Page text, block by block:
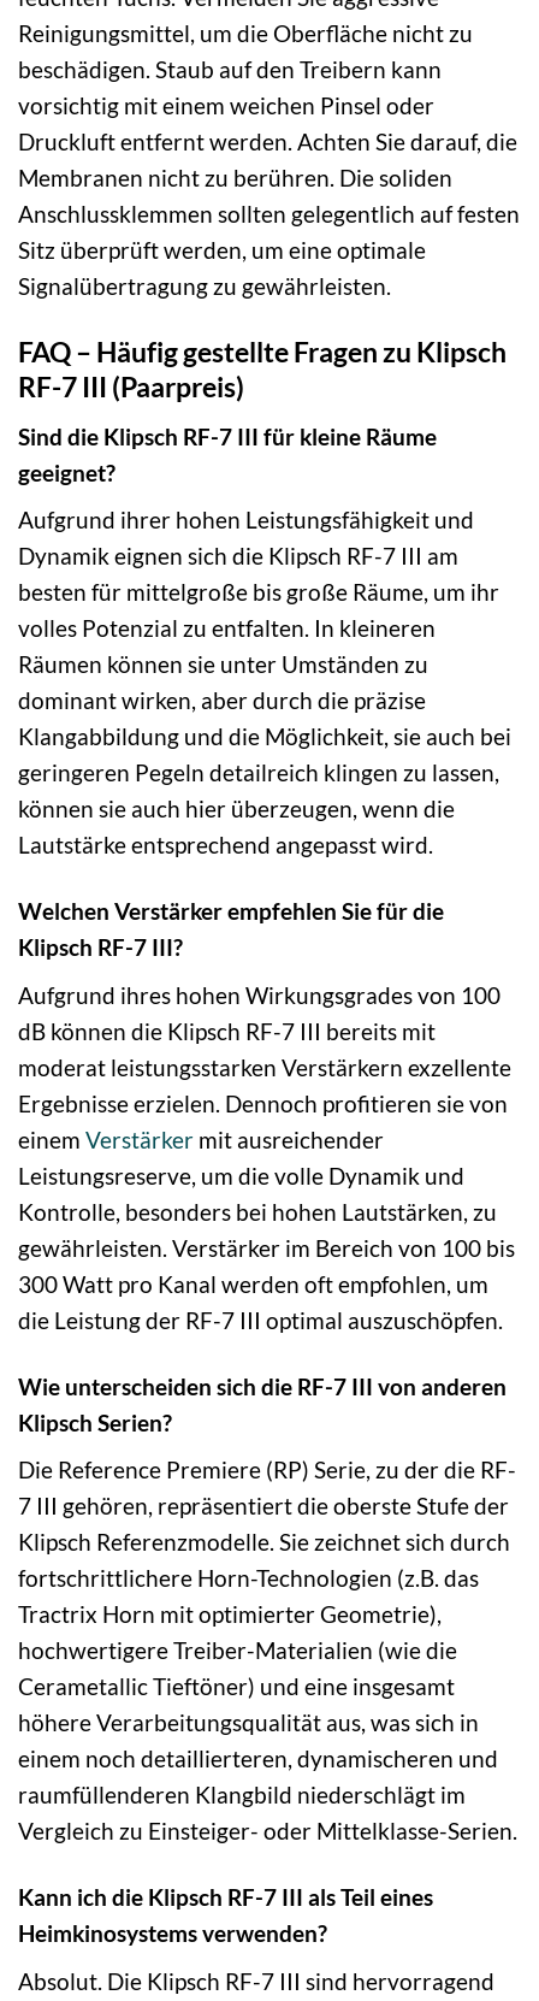
Reinigungsmittel, um die Oberfläche nicht zu
beschädigen. Staub auf den Treibern kann
vorsichtig mit einem weichen Pinsel oder
Druckluft entfernt werden. Achten Sie darauf, die
Membranen nicht zu berühren. Die soliden
Anschlussklemmen sollten gelegentlich auf festen
Sitz überprüft werden, um eine optimale
Signalübertragung zu gewährleisten.
FAQ – Häufig gestellte Fragen zu Klipsch
RF-7 III (Paarpreis)
Sind die Klipsch RF-7 III für kleine Räume
geeignet?
Aufgrund ihrer hohen Leistungsfähigkeit und
Dynamik eignen sich die Klipsch RF-7 III am
besten für mittelgroße bis große Räume, um ihr
volles Potenzial zu entfalten. In kleineren
Räumen können sie unter Umständen zu
dominant wirken, aber durch die präzise
Klangabbildung und die Möglichkeit, sie auch bei
geringeren Pegeln detailreich klingen zu lassen,
können sie auch hier überzeugen, wenn die
Lautstärke entsprechend angepasst wird.
Welchen Verstärker empfehlen Sie für die
Klipsch RF-7 III?
Aufgrund ihres hohen Wirkungsgrades von 100
dB können die Klipsch RF-7 III bereits mit
moderat leistungsstarken Verstärkern exzellente
Ergebnisse erzielen. Dennoch profitieren sie von
einem Verstärker mit ausreichender
Leistungsreserve, um die volle Dynamik und
Kontrolle, besonders bei hohen Lautstärken, zu
gewährleisten. Verstärker im Bereich von 100 bis
300 Watt pro Kanal werden oft empfohlen, um
die Leistung der RF-7 III optimal auszuschöpfen.
Wie unterscheiden sich die RF-7 III von anderen
Klipsch Serien?
Die Reference Premiere (RP) Serie, zu der die RF-
7 III gehören, repräsentiert die oberste Stufe der
Klipsch Referenzmodelle. Sie zeichnet sich durch
fortschrittlichere Horn-Technologien (z.B. das
Tractrix Horn mit optimierter Geometrie),
hochwertigere Treiber-Materialien (wie die
Cerametallic Tieftöner) und eine insgesamt
höhere Verarbeitungsqualität aus, was sich in
einem noch detaillierteren, dynamischeren und
raumfüllenderen Klangbild niederschlägt im
Vergleich zu Einsteiger- oder Mittelklasse-Serien.
Kann ich die Klipsch RF-7 III als Teil eines
Heimkinosystems verwenden?
Absolut. Die Klipsch RF-7 III sind hervorragend